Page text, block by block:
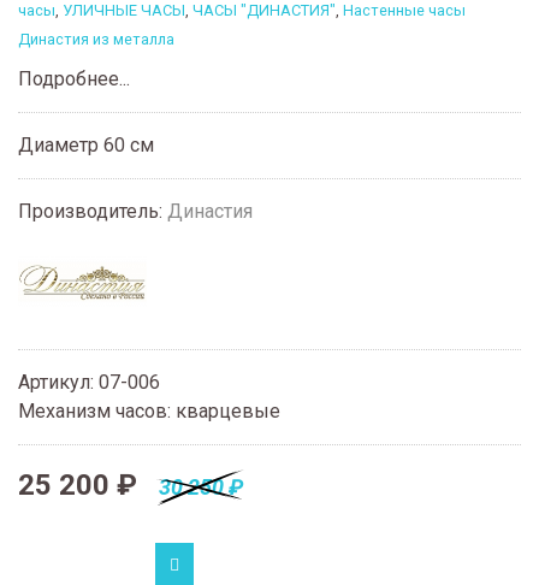
часы, УЛИЧНЫЕ ЧАСЫ, ЧАСЫ "ДИНАСТИЯ", Настенные часы
Династия из металла
Подробнее...
Диаметр 60 см
Производитель: Династия
Артикул: 07-006
Механизм часов: кварцевые
25 200 ₽ 30 250 ₽